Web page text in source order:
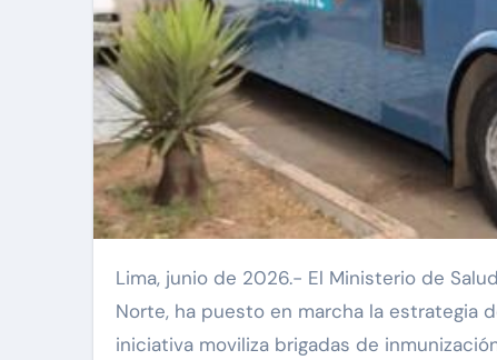
Lima, junio de 2026.- El Ministerio de Salud, mediante la Dirección de Redes Integradas de Salud Lima
Norte, ha puesto en marcha la estrategia
iniciativa moviliza brigadas de